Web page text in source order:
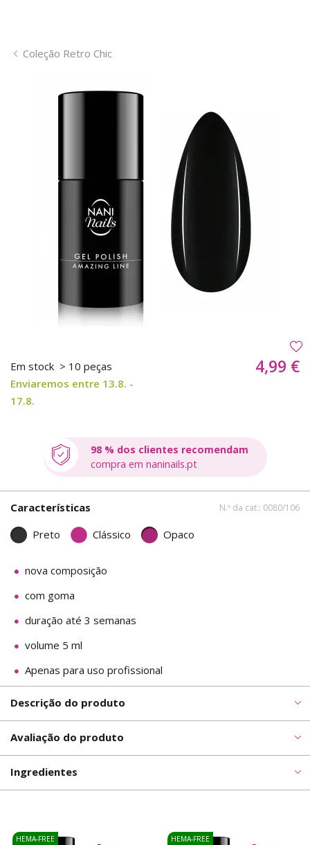
Coleção Retro Chic
Em stock > 10 peças
Enviaremos entre 13.8. -
17.8.
4,99 €
98 % dos clientes recomendam
compra em naninails.pt
Características N.º da cat.: 0080/106
Preto Clássico Opaco
nova composição
com goma
duração até 3 semanas
volume 5 ml
Apenas para uso profissional
Descrição do produto
Avaliação do produto
Ingredientes
HEMA-FREE HEMA-FREE